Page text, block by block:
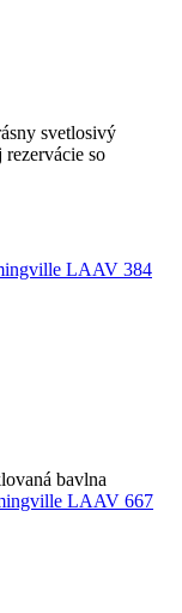
svetlosivý
so
bavlna